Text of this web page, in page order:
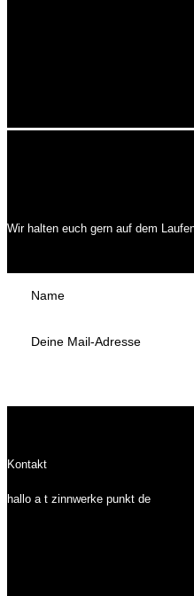
Wir halten euch gern auf dem
Kontakt
hallo a t zinnwerke punkt de